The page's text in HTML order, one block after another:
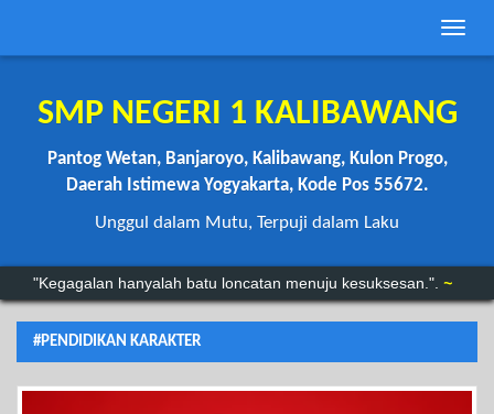
Toggle
SMP NEGERI 1 KALIBAWANG
Pantog Wetan, Banjaroyo, Kalibawang, Kulon Progo,
Daerah Istimewa Yogyakarta, Kode Pos 55672.
Unggul dalam Mutu, Terpuji dalam Laku
"Kegagalan hanyalah batu loncatan menuju kesuksesan.".~
“Anda mungkin bisa menunda, tapi waktu tidak akan
#PENDIDIKAN KARAKTER